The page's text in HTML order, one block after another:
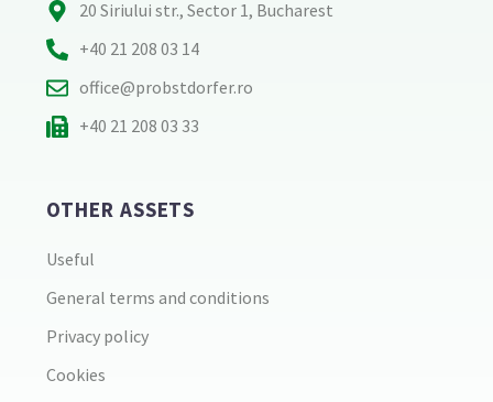
20 Siriului str., Sector 1, Bucharest
+40 21 208 03 14
office@probstdorfer.ro
+40 21 208 03 33
OTHER ASSETS
Useful
General terms and conditions
Privacy policy
Cookies